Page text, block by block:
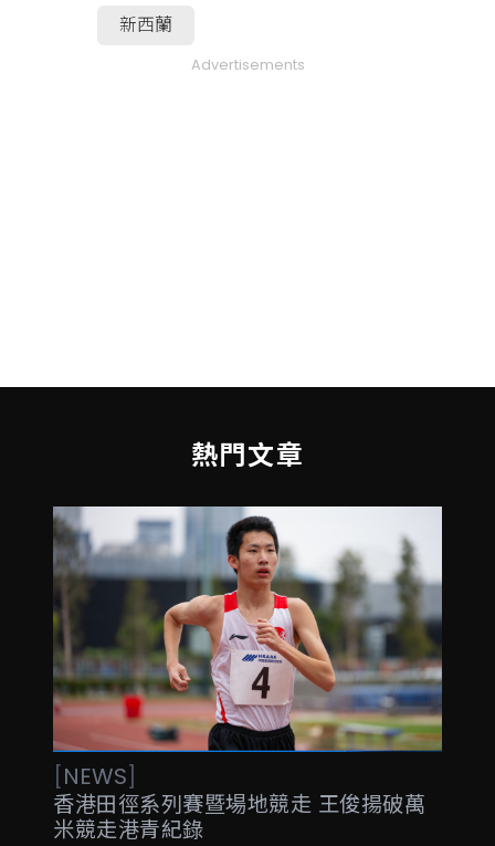
新西蘭
Advertisements
熱門文章
[NEWS]
香港田徑系列賽暨場地競走 王俊揚破萬
米競走港青紀錄